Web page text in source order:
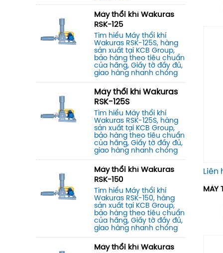
Máy thổi khí Wakuras
RSK-125
Tìm hiểu Máy thổi khí
Wakuras RSK-125S, hàng
sản xuất tại KCB Group,
bảo hàng theo tiêu chuẩn
của hãng, Giấy tờ đầy đủ,
giao hàng nhanh chóng
Máy thổi khí Wakuras
RSK-125S
Tìm hiểu Máy thổi khí
Wakuras RSK-125S, hàng
sản xuất tại KCB Group,
bảo hàng theo tiêu chuẩn
của hãng, Giấy tờ đầy đủ,
giao hàng nhanh chóng
Máy thổi khí Wakuras
RSK-150
Tìm hiểu Máy thổi khí
Wakuras RSK-150, hàng
sản xuất tại KCB Group,
bảo hàng theo tiêu chuẩn
của hãng, Giấy tờ đầy đủ,
giao hàng nhanh chóng
Máy thổi khí Wakuras
Liên
MÁY